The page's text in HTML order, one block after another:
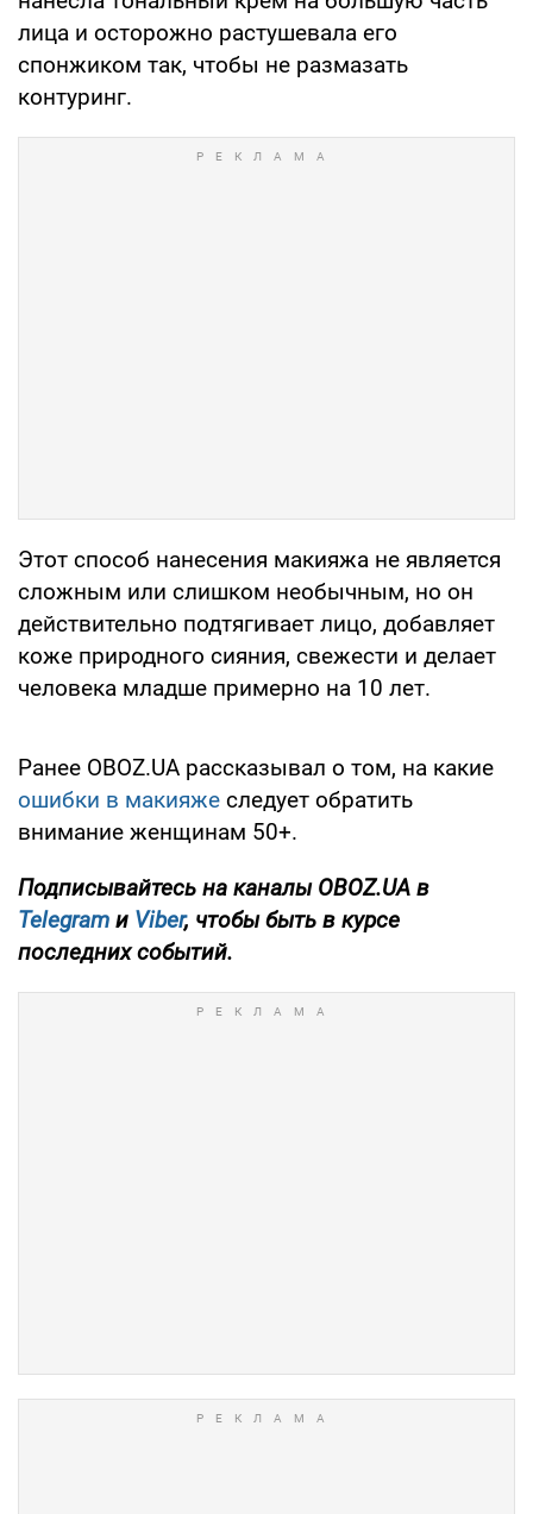
лица и осторожно растушевала его
спонжиком так, чтобы не размазать
контуринг.
Этот способ нанесения макияжа не является
сложным или слишком необычным, но он
действительно подтягивает лицо, добавляет
коже природного сияния, свежести и делает
человека младше примерно на 10 лет.
Ранее OBOZ.UA рассказывал о том, на какие
ошибки в макияже следует обратить
внимание женщинам 50+.
Подписывайтесь на каналы OBOZ.UA в
Telegram и Viber, чтобы быть в курсе
последних событий.